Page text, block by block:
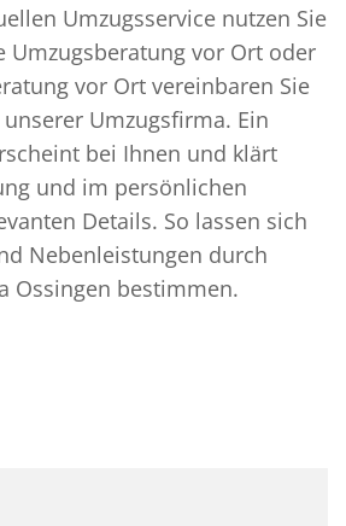
Umzugsservice nutzen Sie
Umzugsberatung vor Ort oder
vor Ort vereinbaren Sie
Umzugsfirma. Ein
bei Ihnen und klärt
und im persönlichen
Details. So lassen sich
Nebenleistungen durch
Ossingen bestimmen.